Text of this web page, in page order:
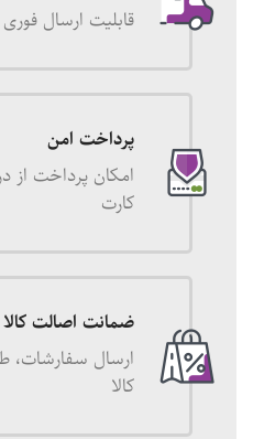
قابلیت ارسال
پرداخت امن
امکان پرداخت از
کارت
ضمانت اصالت کالا
ارسال
کالا